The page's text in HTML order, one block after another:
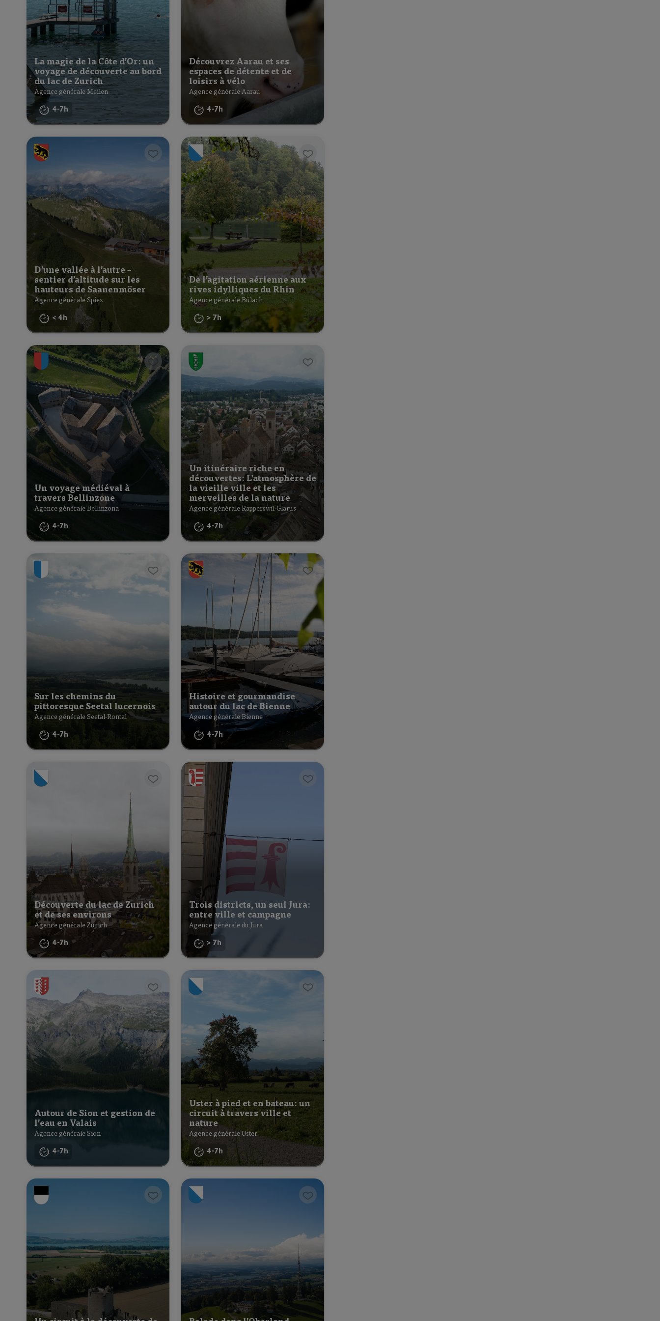
La magie de la Côte d’Or: un
voyage de découverte au bord
du lac de Zurich
Agence générale Meilen
4-7h
Découvrez Aarau et ses
espaces de détente et de
loisirs à vélo
Agence générale Aarau
4-7h
D’une vallée à l’autre –
sentier d’altitude sur les
hauteurs de Saanenmöser
Agence générale Spiez
< 4h
De l’agitation aérienne aux
rives idylliques du Rhin
Agence générale Bülach
> 7h
Un voyage médiéval à
travers Bellinzone
Agence générale Bellinzona
4-7h
Un itinéraire riche en
découvertes: L’atmosphère de
la vieille ville et les
merveilles de la nature
Agence générale Rapperswil-Glarus
4-7h
Sur les chemins du
pittoresque Seetal lucernois
Agence générale Seetal-Rontal
4-7h
Histoire et gourmandise
autour du lac de Bienne
Agence générale Bienne
4-7h
Découverte du lac de Zurich
et de ses environs
Agence générale Zurich
4-7h
Trois districts, un seul Jura:
entre ville et campagne
Agence générale du Jura
> 7h
Autour de Sion et gestion de
l’eau en Valais
Agence générale Sion
4-7h
Uster à pied et en bateau: un
circuit à travers ville et
nature
Agence générale Uster
4-7h